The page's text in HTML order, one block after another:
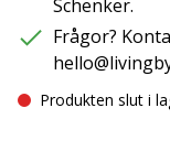
Schenker.
Frågor?
Produkten slut i